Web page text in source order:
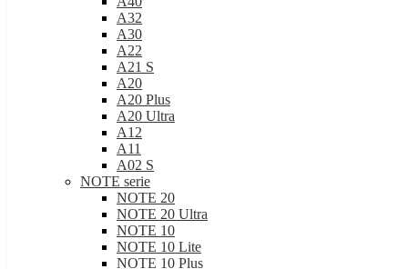
A32
A30
A22
A21 S
A20
A20 Plus
A20 Ultra
A12
A11
A02 S
NOTE serie
NOTE 20
NOTE 20 Ultra
NOTE 10
NOTE 10 Lite
NOTE 10 Plus